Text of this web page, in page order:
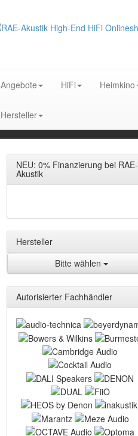
Angebote HiFi Heimkino
Hersteller
NEU: 0% Finanzierung bei RAE-
Akustik
Hersteller
Bitte wählen
Autorisierter Fachhändler